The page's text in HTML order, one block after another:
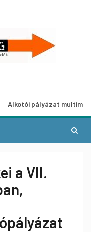
pályázat multimédia-
a VII.